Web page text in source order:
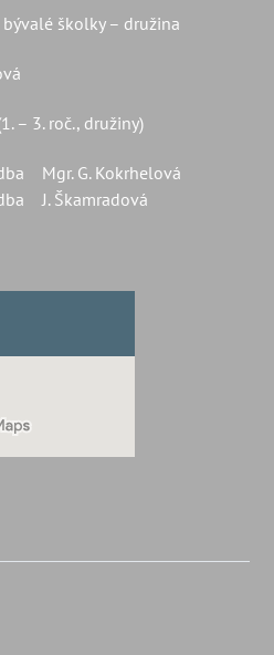
školky – družina
– 3. roč., družiny)
Mgr. G. Kokrhelová
J. Škamradová